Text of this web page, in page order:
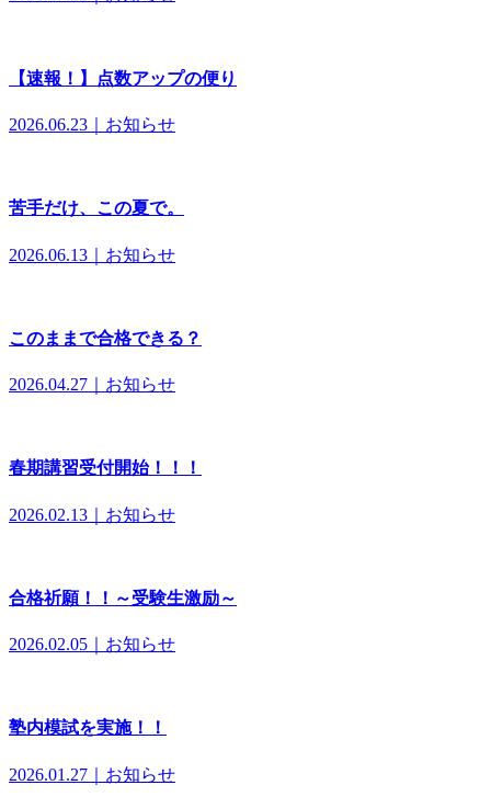
【速報！】点数アップの便り
2026.06.23｜お知らせ
苦手だけ、この夏で。
2026.06.13｜お知らせ
このままで合格できる？
2026.04.27｜お知らせ
春期講習受付開始！！！
2026.02.13｜お知らせ
合格祈願！！～受験生激励～
2026.02.05｜お知らせ
塾内模試を実施！！
2026.01.27｜お知らせ